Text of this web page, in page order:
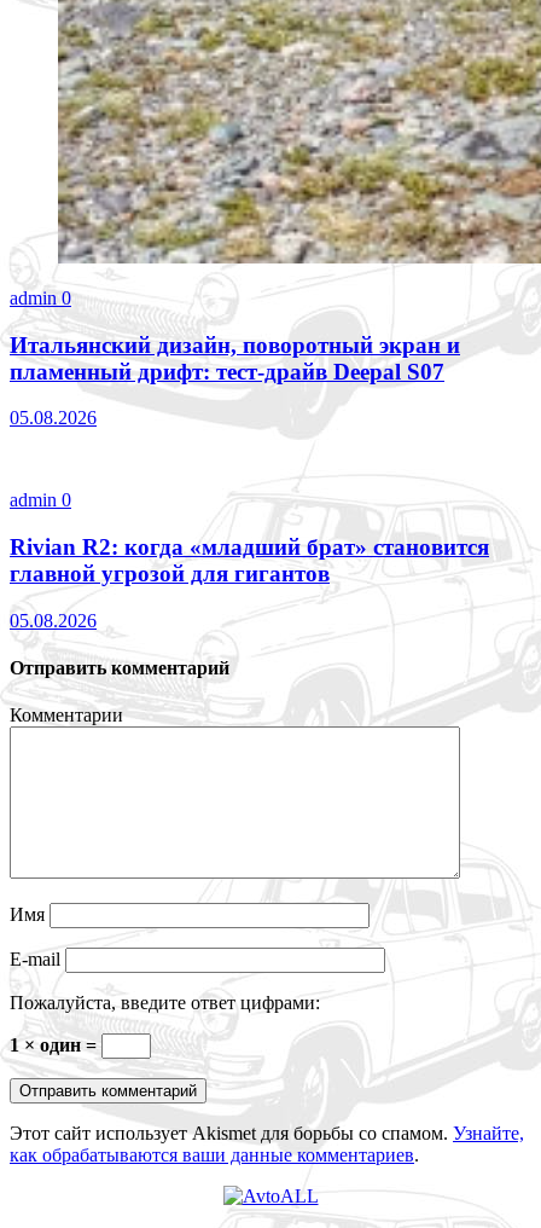
admin 0
Итальянский дизайн, поворотный экран и
пламенный дрифт: тест-драйв Deepal S07
05.08.2026
admin 0
Rivian R2: когда «младший брат» становится
главной угрозой для гигантов
05.08.2026
Отправить комментарий
Комментарии
Имя
E-mail
Пожалуйста, введите ответ цифрами:
1 × один =
Этот сайт использует Akismet для борьбы со спамом. Узнайте,
как обрабатываются ваши данные комментариев.